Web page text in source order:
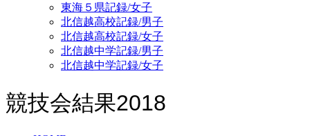
東海５県記録/女子
北信越高校記録/男子
北信越高校記録/女子
北信越中学記録/男子
北信越中学記録/女子
競技会結果2018